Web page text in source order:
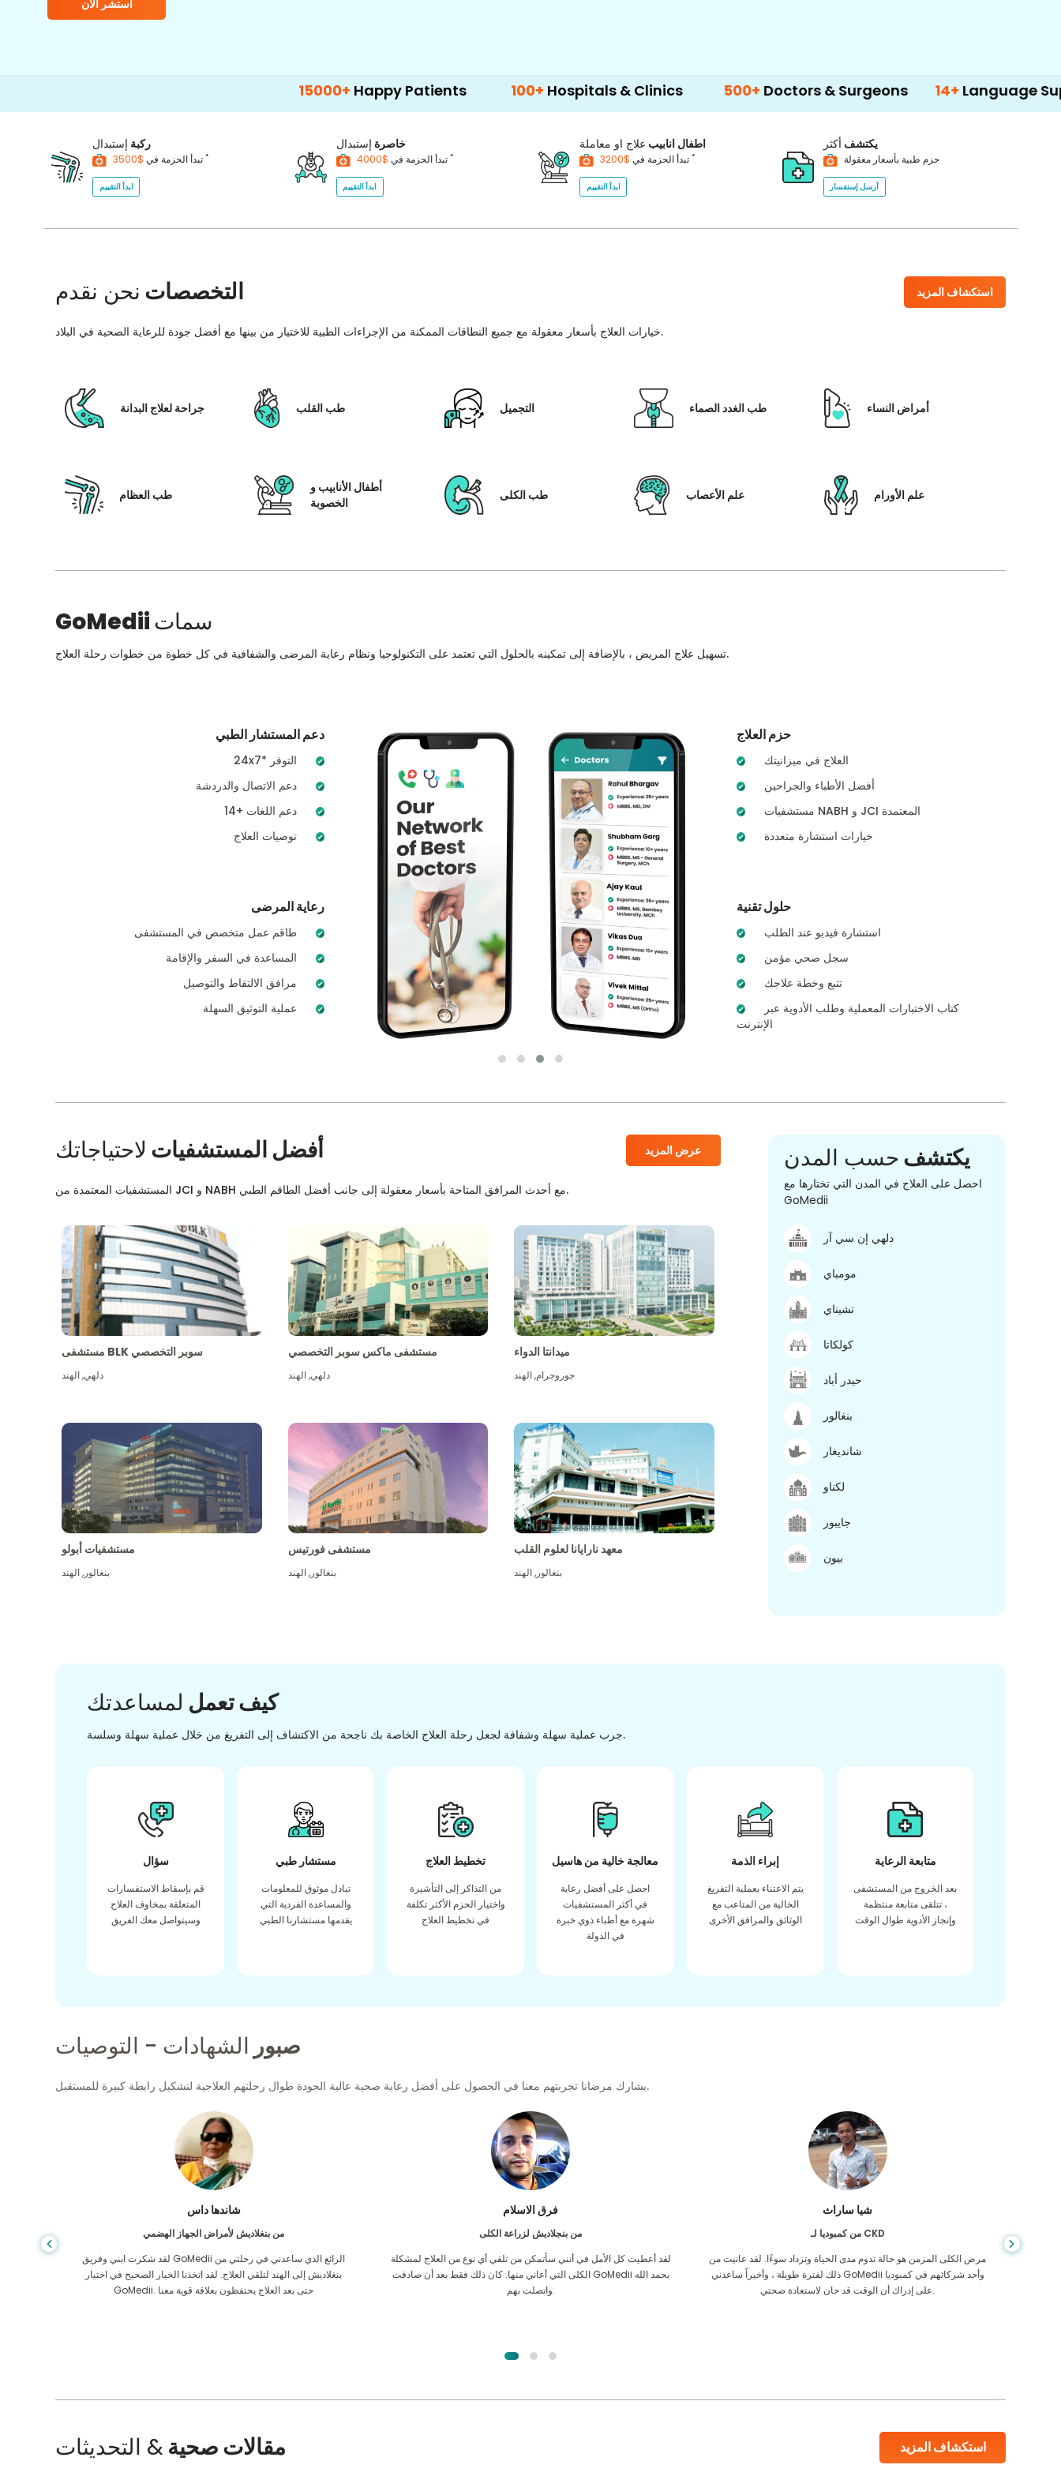
استشر الآن
Happy Patients 100+ Hospitals & Clinics 500+ Doctors & Surgeons 14+Language Support
ركبة إستبدال
تبدأ الحزمة في *
ابدأ التقييم
خاصرة إستبدال
تبدأ الحزمة في$4000 *
ابدأ التقييم
اطفال انابيب علاج او معاملة
تبدأ الحزمة في *
ابدأ التقييم
يكتشف أكثر
حزم طبية بأسعار معقولة
أرسل إستفسار
التخصصات نحن نقدم استكشاف المزيد
خيارات العلاج بأسعار معقولة مع جميع النطاقات الممكنة من الإجراءات الطبية للاختيار من بينها مع أفضل جودة للرعاية الصحية في البلاد.
جراحة لعلاج البدانة طب القلب التجميل طب الغدد الصماء أمراض النساء
طب العظام
أطفال الأنابيب و
الخصوبة
طب الكلى علم الأعصاب علم الأورام
GoMediiسمات
تسهيل علاج المريض ، بالإضافة إلى تمكينه بالحلول التي تعتمد على التكنولوجيا ونظام رعاية المرضى والشفافية في كل خطوة من خطوات رحلة العلاج.
دعم المستشار الطبي
رعاية المرضى
حزم العلاج
العلاج في ميزانيتك
أفضل الأطباء والجراحين
مستشفيات NABH و JCI المعتمدة
خيارات استشارة متعددة
حلول تقنية
استشارة فيديو عند الطلب
سجل صحي مؤمن
تتبع وخطة علاجك
الإنترنت
أفضل المستشفيات لاحتياجاتك عرض المزيد
المستشفيات المعتمدة من JCI و NABH مع أحدث المرافق المتاحة بأسعار معقولة إلى جانب أفضل الطاقم الطبي.
مستشفى BLK سوبر التخصصي
دلهي,الهند
مستشفى ماكس سوبر التخصصي
دلهي,الهند
ميدانتا الدواء
جوروجرام,الهند
مستشفيات أبولو
بنغالور,الهند
مستشفى فورتيس
بنغالور,الهند
معهد نارايانا لعلوم القلب
بنغالور,الهند
يكتشفحسب المدن
احصل على العلاج في المدن التي تختارها مع
GoMedii
دلهي إن سي آر
مومباي
تشيناي
كولكاتا
حيدر أباد
بنغالور
شانديغار
لكناو
جايبور
بيون
كيف تعمل لمساعدتك
جرب عملية سهلة وشفافة لجعل رحلة العلاج الخاصة بك ناجحة من الاكتشاف إلى التفريغ من خلال عملية سهلة وسلسة.
سؤال
قم بإسقاط الاستفسارات
المتعلقة بمخاوف العلاج
وسيتواصل معك الفريق
مستشار طبي
تبادل موثوق للمعلومات
والمساعدة الفردية التي
يقدمها مستشارنا الطبي
تخطيط العلاج
من التذاكر إلى التأشيرة
واختيار الحزم الأكثر تكلفة
في تخطيط العلاج
معالجة خالية من هاسيل
احصل على أفضل رعاية
في أكثر المستشفيات
شهرة مع أطباء ذوي خبرة
في الدولة
إبراء الذمة
يتم الاعتناء بعملية التفريغ
الخالية من المتاعب مع
الوثائق والمرافق الأخرى
متابعة الرعاية
بعد الخروج من المستشفى
، تتلقى متابعة منتظمة
وإنجاز الأدوية طوال الوقت
صبور الشهادات - التوصيات
يشارك مرضانا تجربتهم معنا في الحصول على أفضل رعاية صحية عالية الجودة طوال رحلتهم العلاجية لتشكيل رابطة كبيرة للمستقبل.
شاندها داس
من بنغلاديش لأمراض الجهاز الهضمي
لقد شكرت ابني وفريق GoMedii الرائع الذي ساعدني في رحلتي من
بنغلاديش إلى الهند لتلقي العلاج. لقد اتخذنا الخيار الصحيح في اختيار
GoMedii. حتى بعد العلاج يحتفظون بعلاقة قوية معنا
فرق الاسلام
من بنجلاديش لزراعة الكلى
لقد أعطيت كل الأمل في أنني سأتمكن من تلقي أي نوع من العلاج لمشكلة
الكلى التي أعاني منها. كان ذلك فقط بعد أن صادفت GoMedii بحمد الله
واتصلت بهم.
شيا ساراث
من كمبوديا لـ CKD
مرض الكلى المزمن هو حالة تدوم مدى الحياة وتزداد سوءًا. لقد عانيت من
ذلك لفترة طويلة ، وأخيراً ساعدني GoMedii وأحد شركائهم في كمبوديا
على إدراك أن الوقت قد حان لاستعادة صحتي.
مقالات صحية& التحديثات استكشاف المزيد